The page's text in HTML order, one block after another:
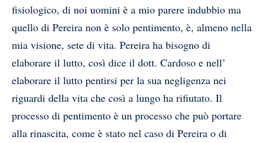
fisiologico, di noi uomini è a mio parere indubbio ma
quello di Pereira non è solo pentimento, è, almeno nella
mia visione, sete di vita. Pereira ha bisogno di
elaborare il lutto, così dice il dott. Cardoso e nell’
elaborare il lutto pentirsi per la sua negligenza nei
riguardi della vita che così a lungo ha rifiutato. Il
processo di pentimento è un processo che può portare
alla rinascita, come è stato nel caso di Pereira o di